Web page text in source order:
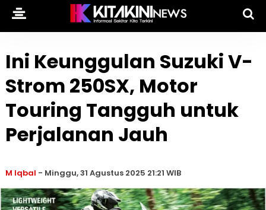
Ini Keunggulan Suzuki V-
Strom 250SX, Motor
Touring Tangguh untuk
Perjalanan Jauh
M Iqbal - Minggu, 31 Agustus 2025 21:21 WIB